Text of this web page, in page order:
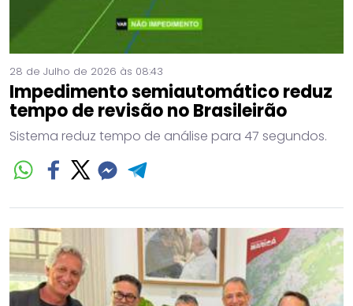
28 de Julho de 2026 às 08:43
Impedimento semiautomático reduz
tempo de revisão no Brasileirão
Sistema reduz tempo de análise para 47 segundos.